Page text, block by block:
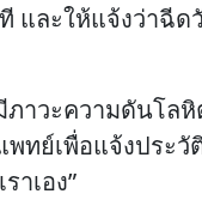
และให้แจ้งว่าฉี
าวะความดันโล
ทย์เพื่อแจ้งประ
เอง”